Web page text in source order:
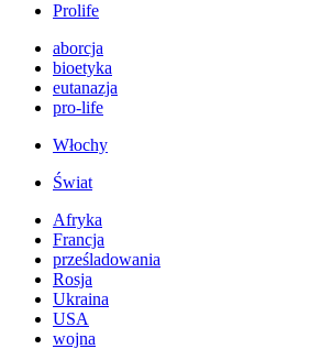
Prolife
aborcja
bioetyka
eutanazja
pro-life
Włochy
Świat
Afryka
Francja
prześladowania
Rosja
Ukraina
USA
wojna